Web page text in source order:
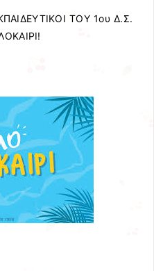
ΤΟΥ 1ου Δ.Σ.